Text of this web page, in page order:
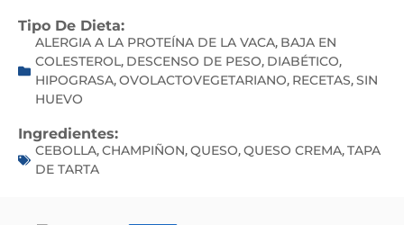
Tipo De Dieta:
ALERGIA A LA PROTEÍNA DE LA VACA, BAJA EN
COLESTEROL, DESCENSO DE PESO, DIABÉTICO,
HIPOGRASA,OVOLACTOVEGETARIANO, RECETAS,SIN
HUEVO
Ingredientes:
CEBOLLA,CHAMPIÑON,QUESO,QUESO CREMA,TAPA
DE TARTA